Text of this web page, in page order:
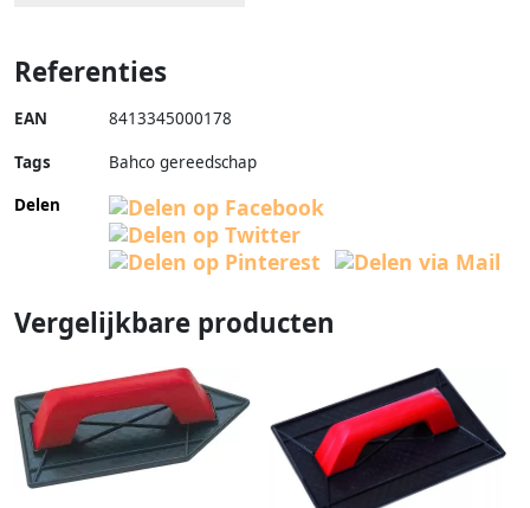
Referenties
EAN 8413345000178
Tags
Bahco gereedschap
Delen
Vergelijkbare producten